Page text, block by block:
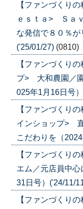
【ファンづくり
ｅｓｔａ> Ｓａ
な発信で８０％が
('25/01/27) (0810)
【ファンづくり
プ> 大和農園／
025年1月16日号
【ファンづくり
インショップ>
こだわりを（
【ファンづくり
エム／元店員中
31日号）('24/11/
【ファンづくり